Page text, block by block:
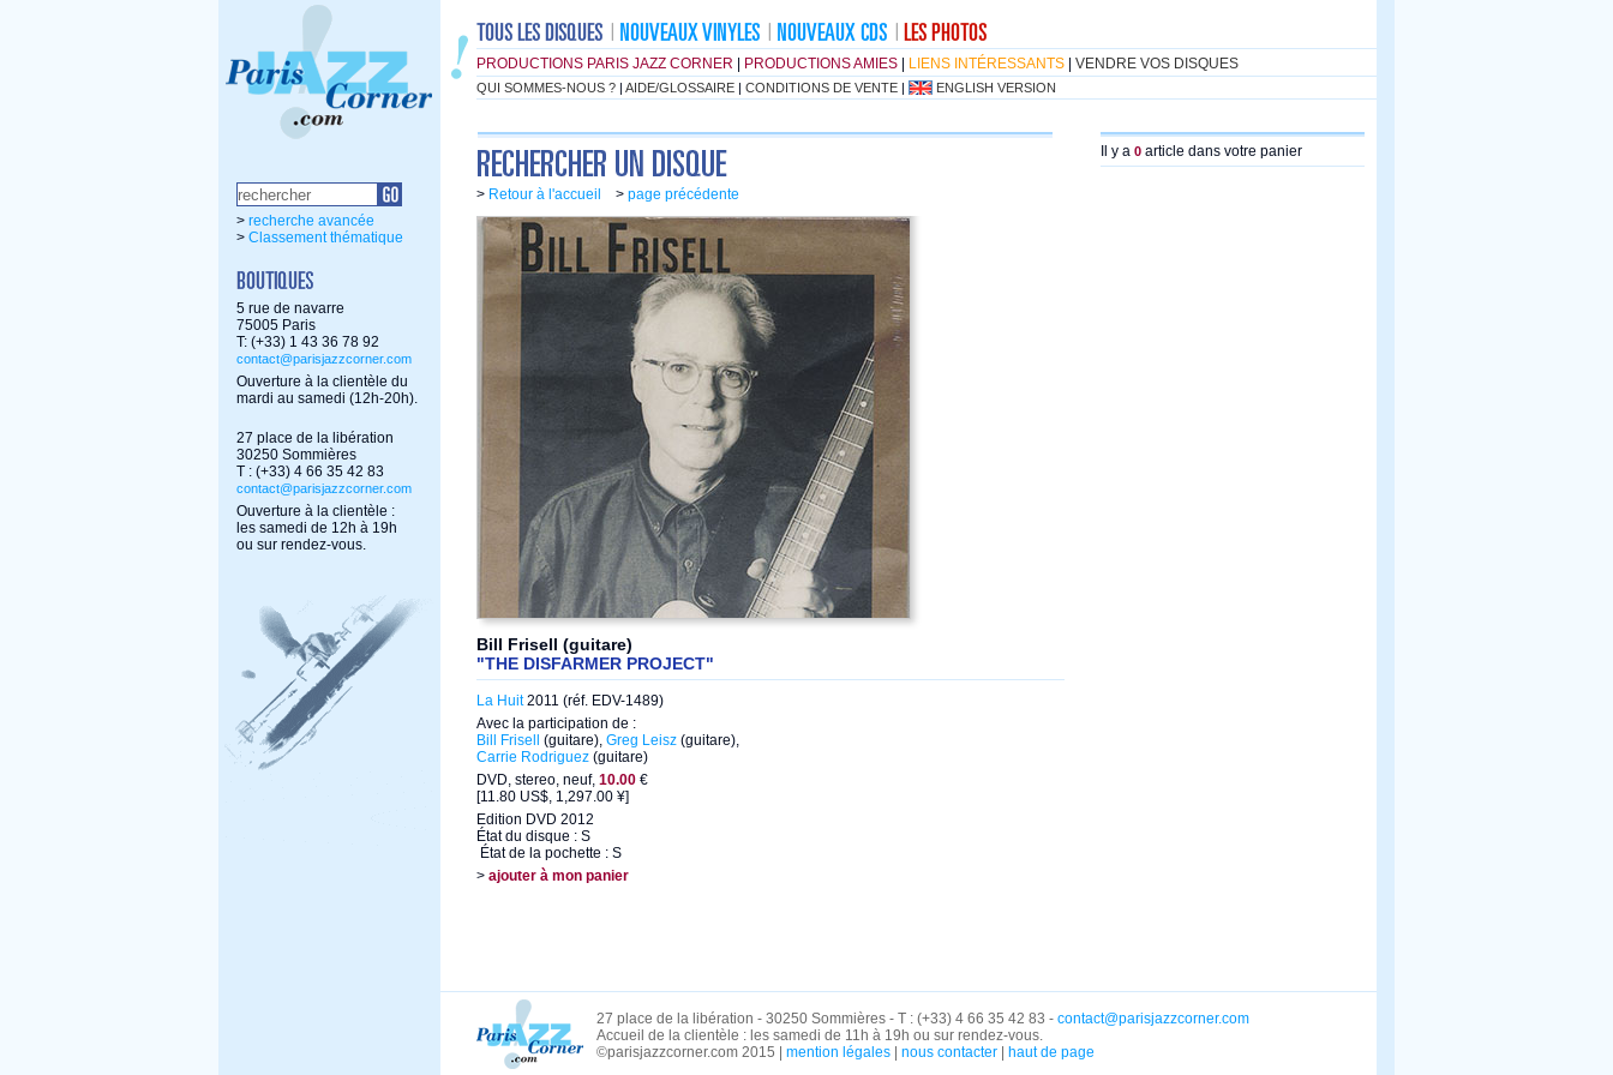
PRODUCTIONS PARIS JAZZ CORNER PRODUCTIONS AMIES LIENS INTÉRESSANTS VENDRE VOS DISQUES
QUI SOMMES-NOUS ? | AIDE/GLOSSAIRE | CONDITIONS DE VENTE | ENGLISH VERSION
> recherche avancée
> Classement thématique
5 rue de navarre
75005 Paris
T: (+33) 1 43 36 78 92
contact@parisjazzcorner.com
Ouverture à la clientèle du
mardi au samedi (12h-20h).
27 place de la libération
30250 Sommières
T : (+33) 4 66 35 42 83
contact@parisjazzcorner.com
Ouverture à la clientèle :
les samedi de 12h à 19h
ou sur rendez-vous.
> Retour à l'accueil > page précédente
Bill Frisell (guitare)
"THE DISFARMER PROJECT"
La Huit2011 (réf. EDV-1489)
Avec la participation de :
Bill Frisell
(guitare), Greg Leisz (guitare),
Carrie Rodriguez (guitare)
DVD, stereo, neuf, 10.00 €
[11.80 US$, 1,297.00 ¥]
Edition DVD 2012
État du disque : S
État de la pochette : S
> ajouter à mon panier
Il y a 0 article dans votre panier
27 place de la libération - 30250 Sommières - T : (+33) 4 66 35 42 83 - contact@parisjazzcorner.com
Accueil de la clientèle : les samedi de 11h à 19h ou sur rendez-vous.
©parisjazzcorner.com 2015 | mention légales nous contacter haut de page